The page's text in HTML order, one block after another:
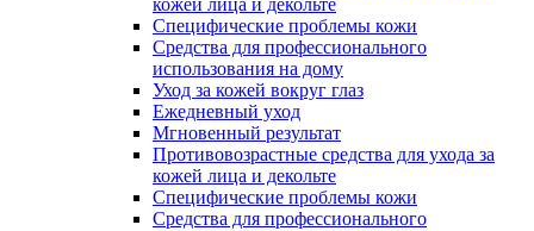
кожей лица и декольте
Специфические проблемы кожи
Средства для профессионального
использования на дому
Уход за кожей вокруг глаз
Ежедневный уход
Мгновенный результат
Противовозрастные средства для ухода за
кожей лица и декольте
Специфические проблемы кожи
Средства для профессионального